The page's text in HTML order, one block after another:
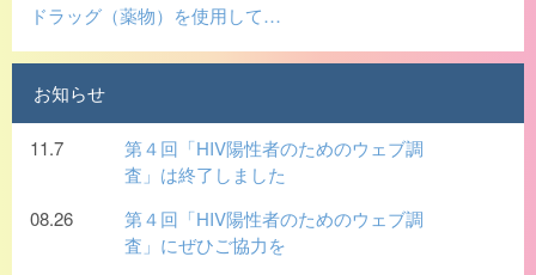
ドラッグ（薬物）を使用して…
お知らせ
11.7
第４回「HIV陽性者のためのウェブ調
査」は終了しました
08.26
第４回「HIV陽性者のためのウェブ調
査」にぜひご協力を